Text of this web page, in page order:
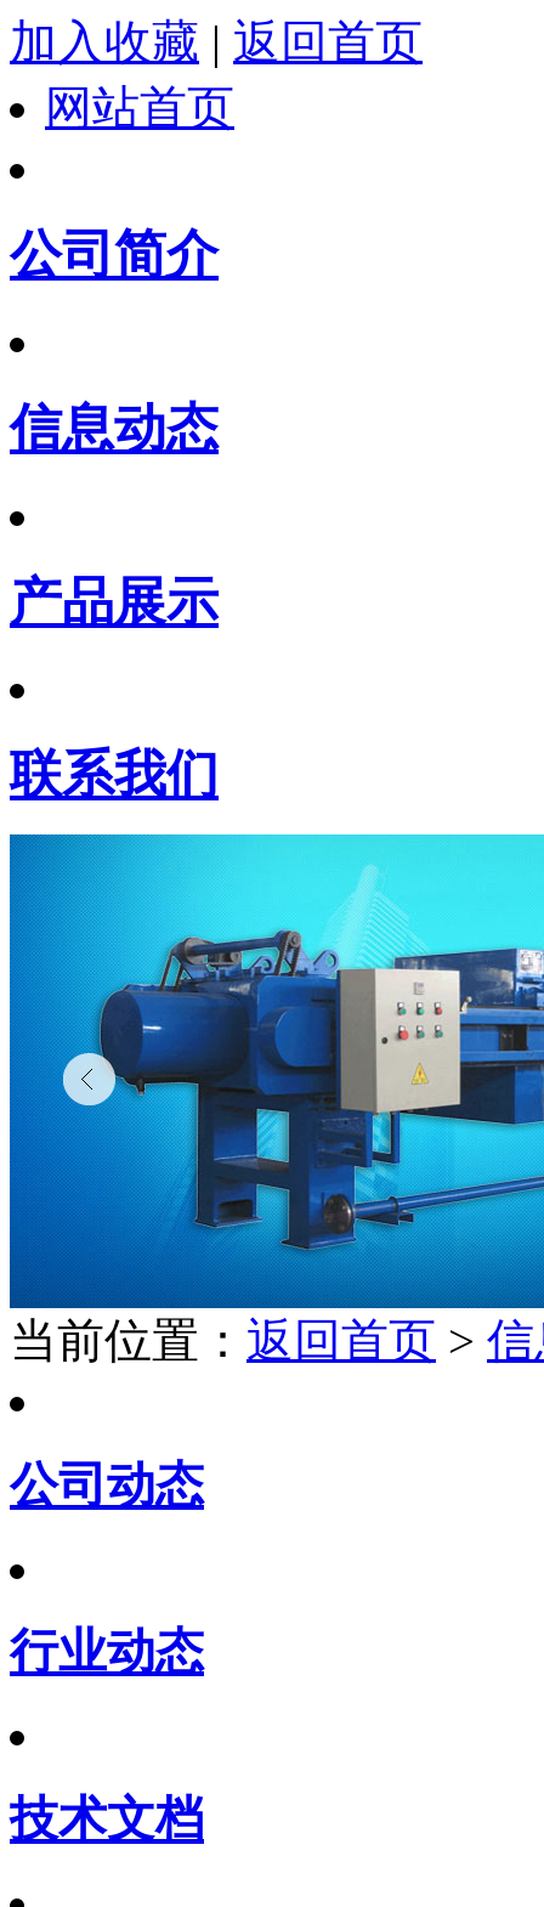
加入收藏 | 返回首页
网站首页
公司简介
信息动态
产品展示
联系我们
当前位置： 返回首页 >
公司动态
行业动态
技术文档